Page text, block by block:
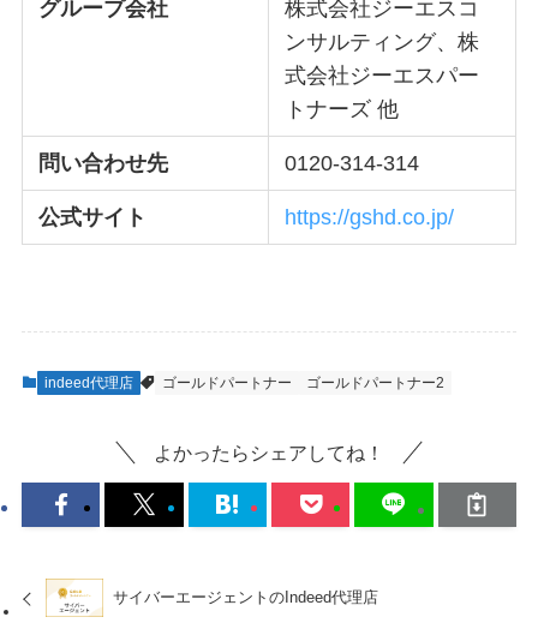
グループ会社
株式会社ジーエスコ
ンサルティング、株
式会社ジーエスパー
トナーズ 他
問い合わせ先 0120-314-314
公式サイト https://gshd.co.jp/
indeed代理店 ゴールドパートナー ゴールドパートナー2
よかったらシェアしてね！
サイバーエージェントのIndeed代理店